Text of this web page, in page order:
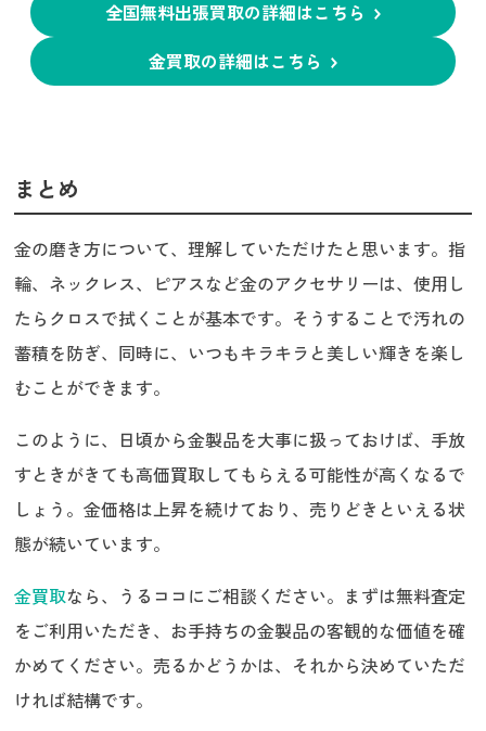
全国無料出張買取の詳細はこちら
金買取の詳細はこちら
まとめ
金の磨き方について、理解していただけたと思います。指
輪、ネックレス、ピアスなど金のアクセサリーは、使用し
たらクロスで拭くことが基本です。そうすることで汚れの
蓄積を防ぎ、同時に、いつもキラキラと美しい輝きを楽し
むことができます。
このように、日頃から金製品を大事に扱っておけば、手放
すときがきても高価買取してもらえる可能性が高くなるで
しょう。金価格は上昇を続けており、売りどきといえる状
態が続いています。
金買取なら、うるココにご相談ください。まずは無料査定
をご利用いただき、お手持ちの金製品の客観的な価値を確
かめてください。売るかどうかは、それから決めていただ
ければ結構です。